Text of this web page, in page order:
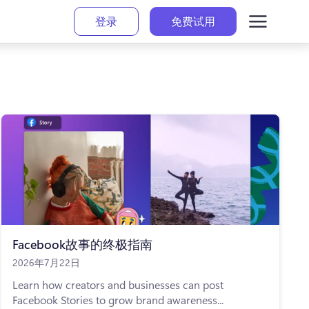
登录 免费试用
Facebook故事的终极指南
2026年7月22日
Learn how creators and businesses can post
Facebook Stories to grow brand awareness...